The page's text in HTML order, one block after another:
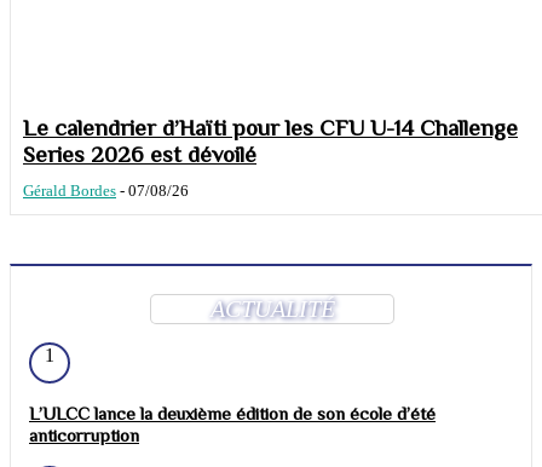
Le calendrier d’Haïti pour les CFU U-14 Challenge
Series 2026 est dévoilé
Gérald Bordes - 07/08/26
ACTUALITÉ
1
L’ULCC lance la deuxième édition de son école d’été
anticorruption